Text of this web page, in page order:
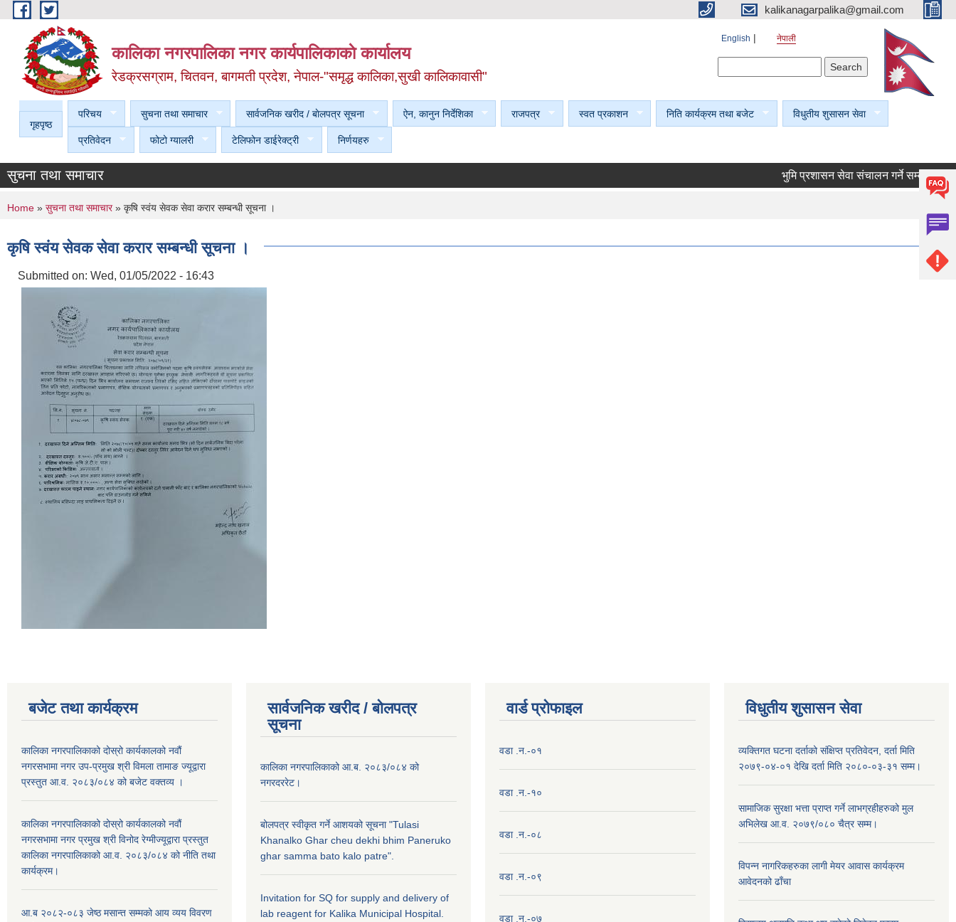
Skip to main content kalikanagarpalika@gmail.com
कालिका नगरपालिका नगर कार्यपालिकाकाे कार्यालय
रेडक्रसग्राम, चितवन, बागमती प्रदेश, नेपाल-"समृद्ध कालिका,सुखी कालिकावासी"
English नेपाली
गृहपृष्ठ
परिचय सुचना तथा समाचार सार्वजनिक खरीद / बाेलपत्र सूचना ऐन, कानुन निर्देशिका राजपत्र स्वत प्रकाशन निति कार्यक्रम तथा बजेट विधुतीय शुसासन सेवा
प्रतिवेदन फोटो ग्यालरी टेलिफोन डाईरेक्ट्री निर्णयहरु
सुचना तथा समाचार भुमि प्रशासन सेवा संचालन गर्ने सम्बन्धी सूचना।
You are here
Home » सुचना तथा समाचार» कृषि स्वंय सेवक सेवा करार सम्बन्धी सूचना ।
कृषि स्वंय सेवक सेवा करार सम्बन्धी सूचना ।
Submitted on: Wed, 01/05/2022 - 16:43
बजेट तथा कार्यक्रम
कालिका नगरपालिकाको दोस्रो कार्यकालको नवौं
नगरसभामा नगर उप-प्रमुख श्री विमला तामाङ ज्यूद्वारा
प्रस्तुत आ.व. २०८३/०८४ को बजेट वक्तव्य ।
कालिका नगरपालिकाको दोस्रो कार्यकालको नवौं
नगरसभामा नगर प्रमुख श्री विनोद रेग्मीज्यूद्वारा प्रस्तुत
कालिका नगरपालिकाको आ.व. २०८३/०८४ को नीति तथा
कार्यक्रम।
आ.ब २०८२-०८३ जेष्ठ मसान्त सम्मको आय व्यय विवरण
सार्वजनिक खरीद / बाेलपत्र
सूचना
कालिका नगरपालिकाको आ.ब. २०८३/०८४ को
नगरदररेट।
बोलपत्र स्वीकृत गर्ने आशयको सूचना "Tulasi
Khanalko Ghar cheu dekhi bhim Paneruko
ghar samma bato kalo patre".
Invitation for SQ for supply and delivery of
lab reagent for Kalika Municipal Hospital.
वार्ड प्राेफाइल
वडा .न.-०१
वडा .न.-१०
वडा .न.-०८
वडा .न.-०९
वडा .न.-०७
विधुतीय शुसासन सेवा
व्यक्तिगत घटना दर्ताको संक्षिप्त प्रतिवेदन, दर्ता मिति
२०७९-०४-०१ देखि दर्ता मिति २०८०-०३-३१ सम्म।
सामाजिक सुरक्षा भत्ता प्राप्त गर्ने लाभग्रहीहरुको मुल
अभिलेख आ.व. २०७९/०८० चैत्र सम्म।
विपन्न नागरिकहरुका लागी मेयर आवास कार्यक्रम
आवेदनको ढाँचा